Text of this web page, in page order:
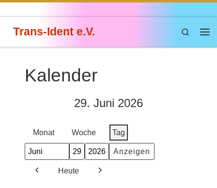
Trans-Ident e.V.
Search
Kalender
29. Juni 2026
Monat Woche Tag
Monat
Tag
Jahr
Heute